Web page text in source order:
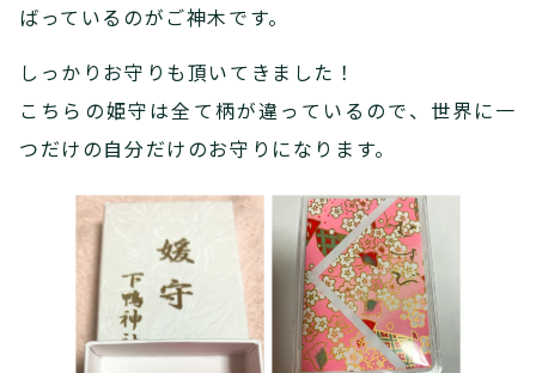
ばっているのがご神木です。
しっかりお守りも頂いてきました！
こちらの姫守は全て柄が違っているので、世界に一
つだけの自分だけのお守りになります。